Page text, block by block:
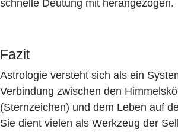
schnelle Deutung mit herangezogen.
Fazit
Astrologie versteht sich als ein
Verbindung zwischen den
(Sternzeichen) und dem Leben auf
Sie dient vielen als Werkzeug der